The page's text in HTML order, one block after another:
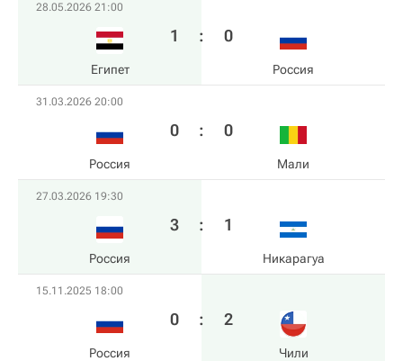
28.05.2026 21:00
Египет
1 : 0
Россия
31.03.2026 20:00
Россия
0 : 0
Мали
27.03.2026 19:30
Россия
3 : 1
Никарагуа
15.11.2025 18:00
Россия
0 : 2
Чили